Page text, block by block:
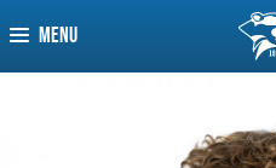
MENU